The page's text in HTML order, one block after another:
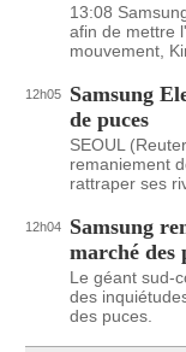
13:08
afin de mettre
mouvement,
12h05
Samsung
de puces
SEOUL
remaniement
rattraper ses
12h04
Samsung
marché des
Le géant sud-
des
des puces.